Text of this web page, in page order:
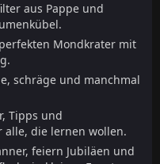
aus Pappe und
Mondkrater mit
schräge und manchmal
Tipps und
alle, die lernen wollen.
feiern Jubiläen und